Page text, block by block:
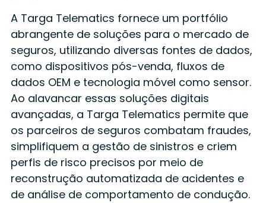
A Targa Telematics fornece um portfólio
abrangente de soluções para o mercado de
seguros, utilizando diversas fontes de dados,
como dispositivos pós-venda, fluxos de
dados OEM e tecnologia móvel como sensor.
Ao alavancar essas soluções digitais
avançadas, a Targa Telematics permite que
os parceiros de seguros combatam fraudes,
simplifiquem a gestão de sinistros e criem
perfis de risco precisos por meio de
reconstrução automatizada de acidentes e
de análise de comportamento de condução.